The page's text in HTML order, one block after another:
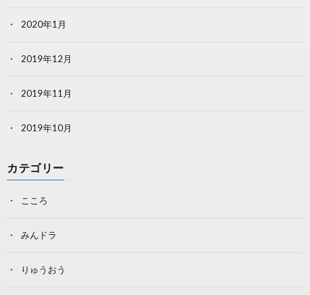
2020年1月
2019年12月
2019年11月
2019年10月
カテゴリー
こころ
みんドラ
りゅうおう